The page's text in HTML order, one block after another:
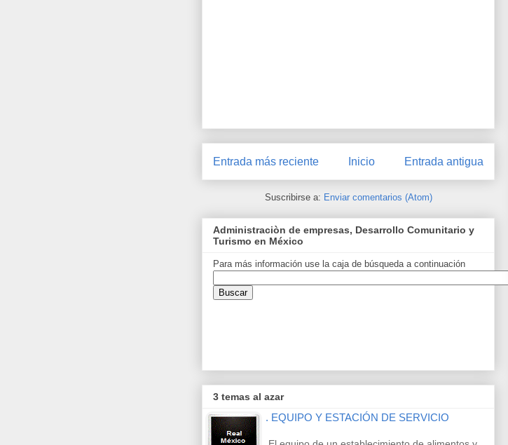
Entrada más reciente Entrada antigua
Inicio
Suscribirse a: Enviar comentarios (Atom)
Administraciòn de empresas, Desarrollo Comunitario y
Turismo en México
Para más información use la caja de búsqueda a continuación
3 temas al azar
. EQUIPO Y ESTACIÓN DE SERVICIO